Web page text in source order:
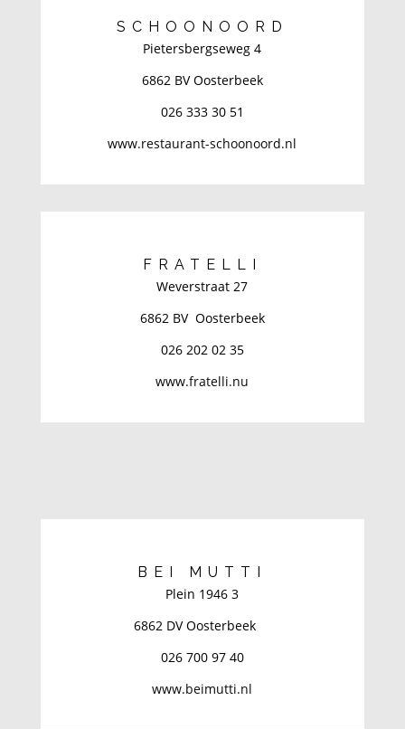
SCHOONOORD
Pietersbergseweg 4
6862 BV Oosterbeek
026 333 30 51
www.restaurant-schoonoord.nl
FRATELLI
Weverstraat 27
6862 BV Oosterbeek
026 202 02 35
www.fratelli.nu
BEI MUTTI
Plein 1946 3
6862 DV Oosterbeek
026 700 97 40
www.beimutti.nl